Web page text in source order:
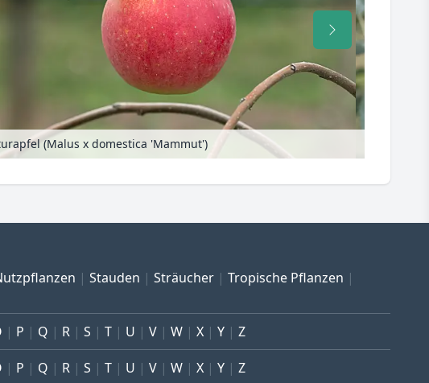
(Malus x domestica 'Mammut')
Stauden Sträucher
Tropische Pflanzen
P Q R S T U V W X Y Z
P Q R S T U V W X Y Z